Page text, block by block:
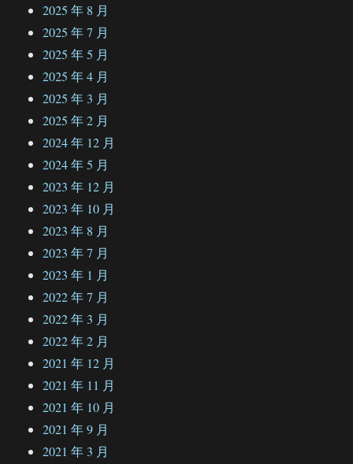
2025 年 8 月
2025 年 7 月
2025 年 5 月
2025 年 4 月
2025 年 3 月
2025 年 2 月
2024 年 12 月
2024 年 5 月
2023 年 12 月
2023 年 10 月
2023 年 8 月
2023 年 7 月
2023 年 1 月
2022 年 7 月
2022 年 3 月
2022 年 2 月
2021 年 12 月
2021 年 11 月
2021 年 10 月
2021 年 9 月
2021 年 3 月